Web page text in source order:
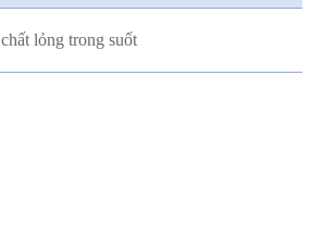
chất lỏng trong suốt